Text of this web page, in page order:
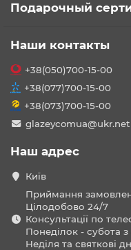
Подарочный
Наши контакты
+38(050)700-15-00
+38(077)700-15-00
+38(073)700-15-00
glazeycomua@ukr.net
Наш адрес
Київ
Приймання
Цілодобово 24/7
Консультації по
Понеділок - субота з
Неділя та святкові